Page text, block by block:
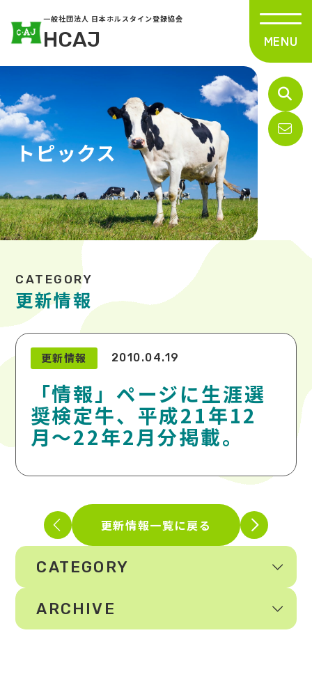
一般社団法人 日本ホルスタイン登録協会
HCAJ
トピックス
更新情報
更新情報 2010.04.19
「情報」ページに生涯選
奨検定牛、平成21年12
月〜22年2月分掲載。
更新情報一覧に戻る
CATEGORY
ARCHIVE